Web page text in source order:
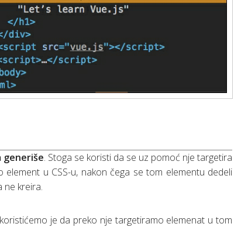
generiše. Stoga se koristi da se uz pomoć nje targetira
u CSS-u, nakon čega se tom elementu dedeli
ne kreira.
je da preko nje targetiramo elemenat u tom